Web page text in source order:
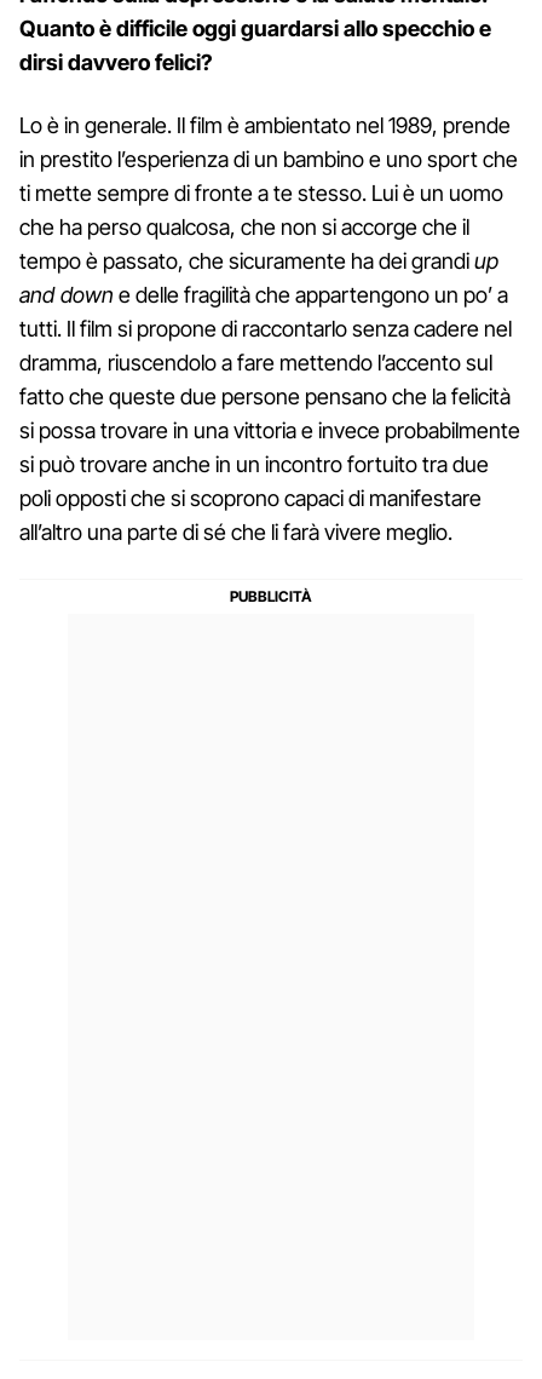
Quanto è difficile oggi guardarsi allo specchio e
dirsi davvero felici?
Lo è in generale. Il film è ambientato nel 1989, prende
in prestito l’esperienza di un bambino e uno sport che
ti mette sempre di fronte a te stesso. Lui è un uomo
che ha perso qualcosa, che non si accorge che il
tempo è passato, che sicuramente ha dei grandiup
and down e delle fragilità che appartengono un po’ a
tutti. Il film si propone di raccontarlo senza cadere nel
dramma, riuscendolo a fare mettendo l’accento sul
fatto che queste due persone pensano che la felicità
si possa trovare in una vittoria e invece probabilmente
si può trovare anche in un incontro fortuito tra due
poli opposti che si scoprono capaci di manifestare
all’altro una parte di sé che li farà vivere meglio.